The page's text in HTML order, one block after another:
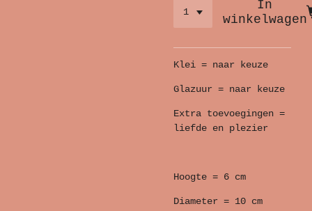
In
winkelwagen
Klei = naar keuze
Glazuur = naar keuze
Extra toevoegingen =
liefde en plezier
Hoogte = 6 cm
Diameter = 10 cm